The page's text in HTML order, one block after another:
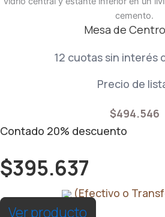
Mesa de
12 cuotas sin interés
Precio de
$494.546
Contado 20% descuento
$395.637
(Efectivo o
Ver producto